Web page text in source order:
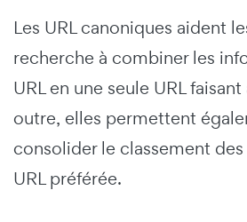
Les URL canoniques aident
recherche à combiner les
URL en une seule URL
outre, elles permettent
consolider le classement
URL préférée.